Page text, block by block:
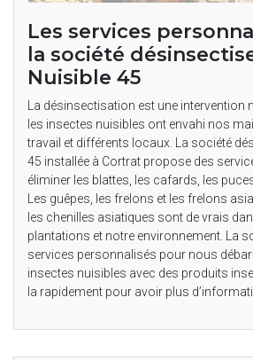
Les services
la société
Nuisible 45
La désinsectisation est une intervention
les insectes nuisibles ont envahi nos
travail et différents locaux. La société
45 installée à Cortrat propose des
éliminer les blattes, les cafards, les
Les guêpes, les frelons et les frelons
les chenilles asiatiques sont de vrais
plantations et notre environnement. La
services personnalisés pour nous
insectes nuisibles avec des produits
la rapidement pour avoir plus